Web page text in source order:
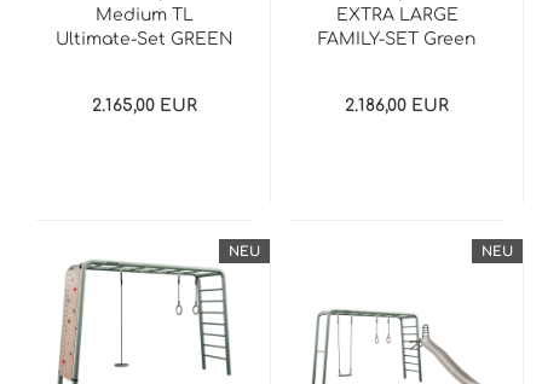
Medium TL
Ultimate-Set GREEN
2.165,00 EUR
EXTRA LARGE
FAMILY-SET Green
2.186,00 EUR
NEU NEU